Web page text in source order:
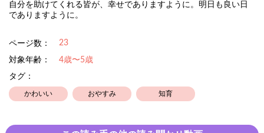
自分を助けてくれる皆が、幸せでありますように。明日も良い日
でありますように。
ページ数： 23
対象年齢：
4歳〜5歳
タグ：
かわいい おやすみ 知育